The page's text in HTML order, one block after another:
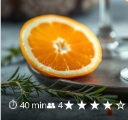
⏱ 40 min👥 4★★★★☆